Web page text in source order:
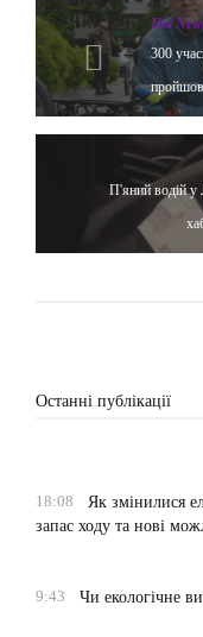
Hot
300
П'яний водій у
Останні публікації
18:08
Як змінилися
запас ходу та нові
9:43
Чи екологічне